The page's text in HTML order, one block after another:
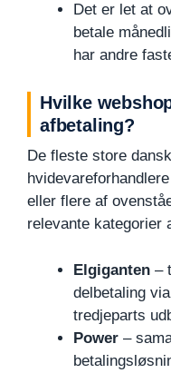
Det er let at
betale
har andre
Hvilke
afbetaling?
De fleste store
eller flere af
relevante kategorier
Elgiganten –
delbetaling
tredjeparts
Power –